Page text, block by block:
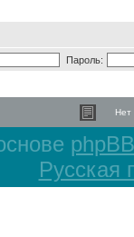
Пароль:
Нет
phpBB
Русская